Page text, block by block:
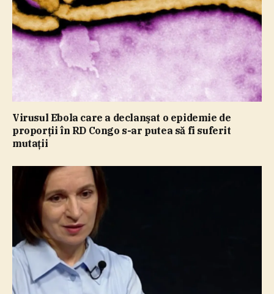
Virusul Ebola care a declanşat o epidemie de
proporţii în RD Congo s-ar putea să fi suferit
mutaţii